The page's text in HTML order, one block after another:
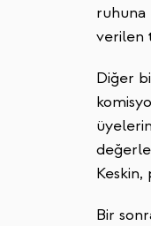
ruhuna
verilen
Diğer
Bir